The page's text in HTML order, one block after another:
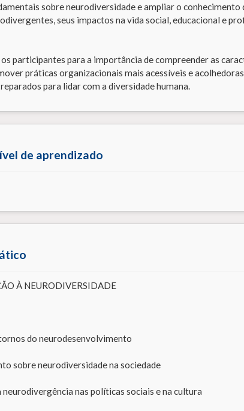
sobre neurodiversidade e ampliar o conhecimento
seus impactos na vida social, educacional e
participantes para a importância de compreender as
práticas organizacionais mais acessíveis e
para lidar com a diversidade humana.
de aprendizado
À NEURODIVERSIDADE
do neurodesenvolvimento
sobre neurodiversidade na sociedade
neurodivergência nas políticas sociais e na cultura